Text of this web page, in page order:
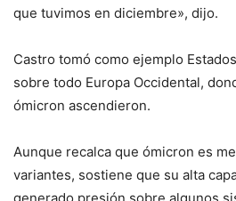
que tuvimos en diciembre», dijo.
Castro tomó como ejemplo
sobre todo Europa Occidental,
ómicron ascendieron.
Aunque recalca que ómicron es
variantes, sostiene que su alta